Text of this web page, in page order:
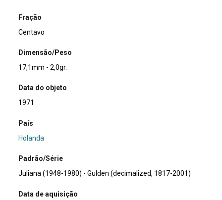
Fração
Centavo
Dimensão/Peso
17,1mm - 2,0gr.
Data do objeto
1971
País
Holanda
Padrão/Série
Juliana (1948-1980) - Gulden (decimalized, 1817-2001)
Data de aquisição